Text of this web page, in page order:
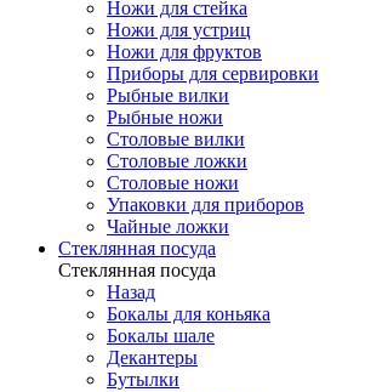
Ножи для стейка
Ножи для устриц
Ножи для фруктов
Приборы для сервировки
Рыбные вилки
Рыбные ножи
Столовые вилки
Столовые ложки
Столовые ножи
Упаковки для приборов
Чайные ложки
Стеклянная посуда
Стеклянная посуда
Назад
Бокалы для коньяка
Бокалы шале
Декантеры
Бутылки